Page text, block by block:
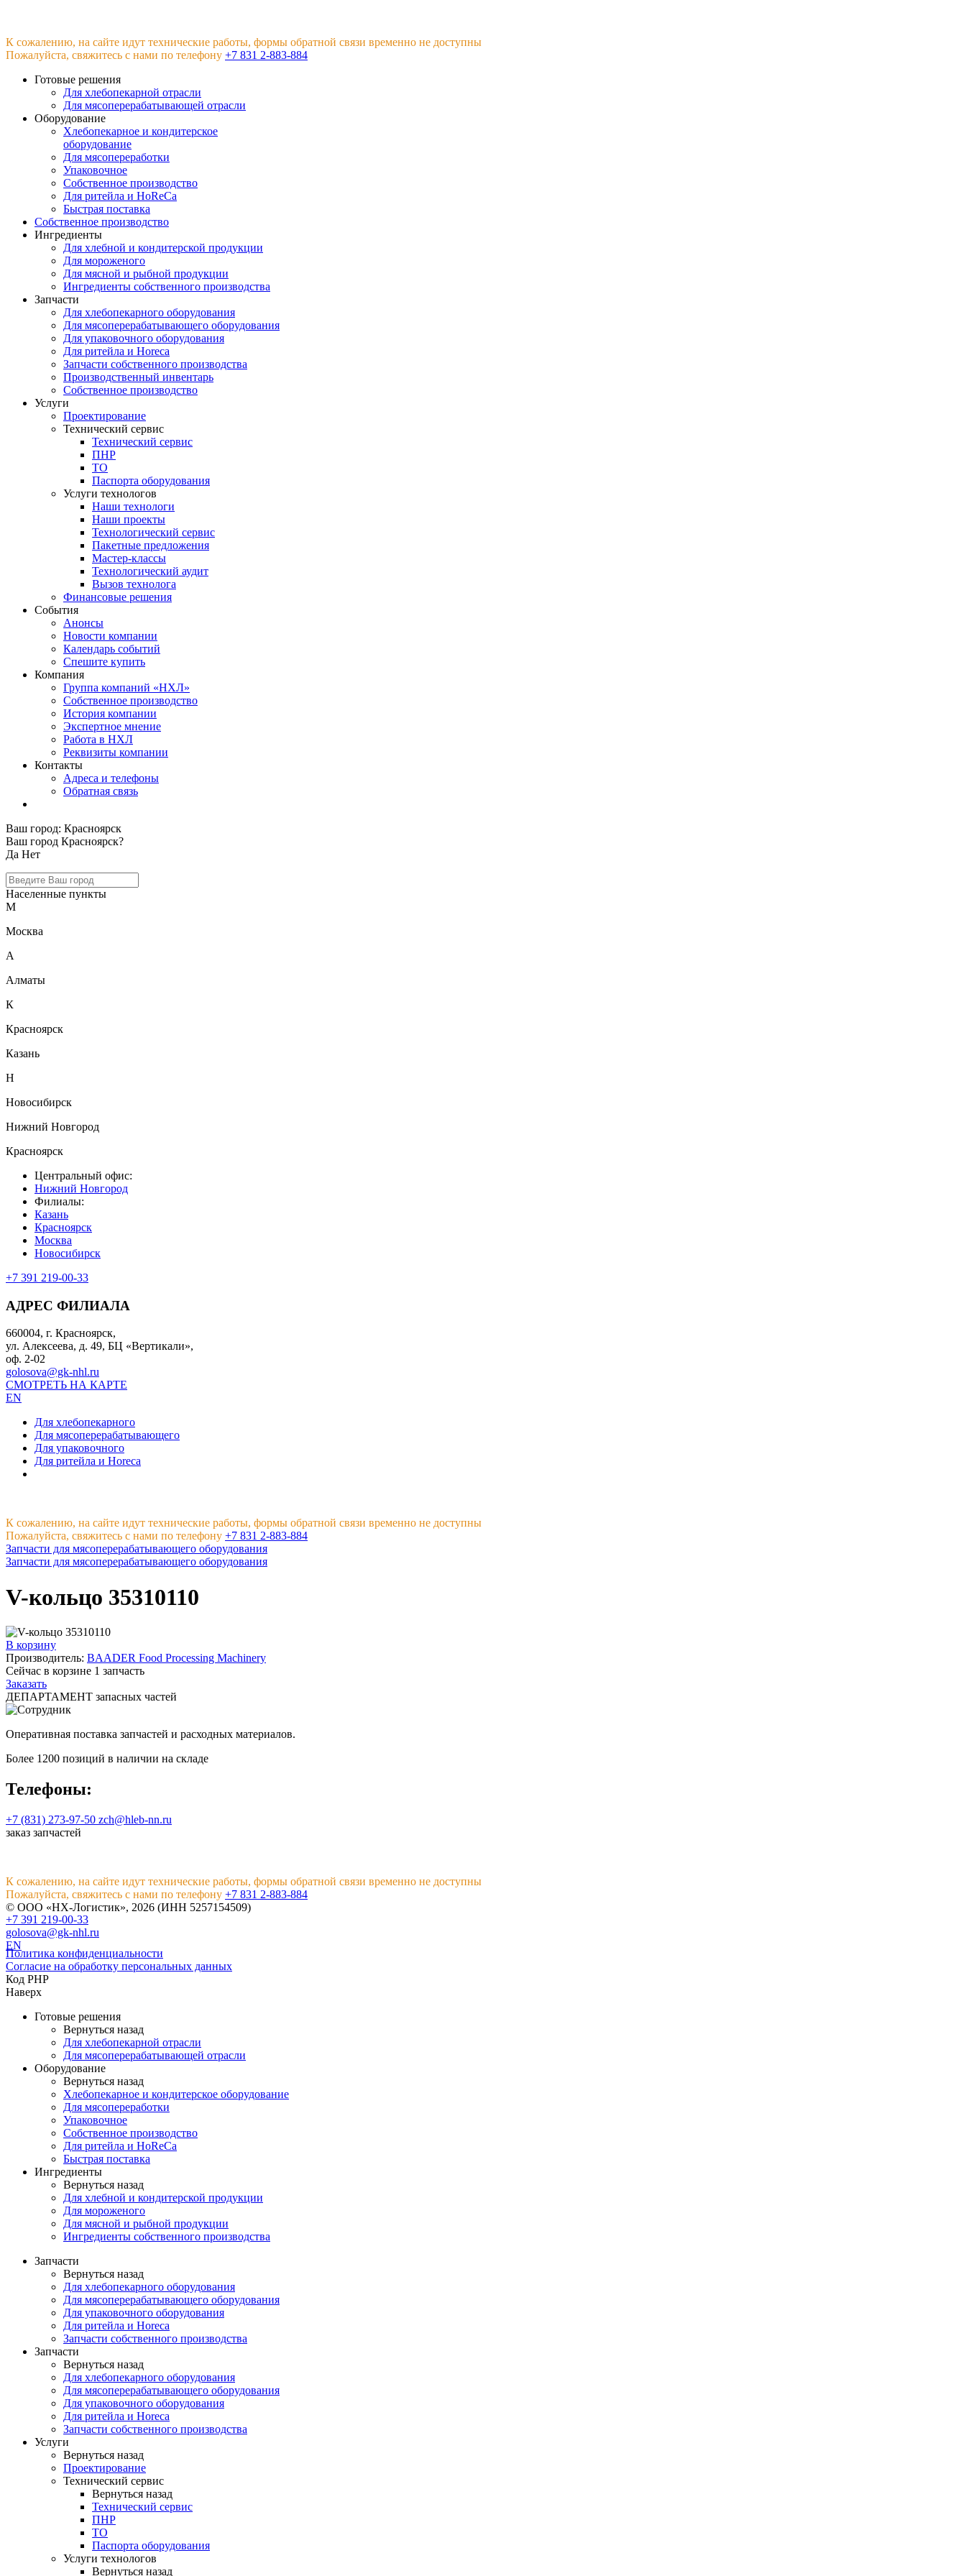
К сожалению, на сайте идут технические работы, формы обратной связи временно не доступны
Пожалуйста, свяжитесь с нами по телефону +7 831 2-883-884
Готовые решения
Для хлебопекарной отрасли
Для мясоперерабатывающей отрасли
Оборудование
Хлебопекарное и кондитерское
оборудование
Для мясопереработки
Упаковочное
Собственное производство
Для ритейла и HoReCa
Быстрая поставка
Собственное производство
Ингредиенты
Для хлебной и кондитерской продукции
Для мороженого
Для мясной и рыбной продукции
Ингредиенты собственного производства
Запчасти
Для хлебопекарного оборудования
Для мясоперерабатывающего оборудования
Для упаковочного оборудования
Для ритейла и Horeca
Запчасти собственного производства
Производственный инвентарь
Собственное производство
Услуги
Проектирование
Технический сервис
Технический сервис
ПНР
ТО
Паспорта оборудования
Услуги технологов
Наши технологи
Наши проекты
Технологический сервис
Пакетные предложения
Мастер-классы
Технологический аудит
Вызов технолога
Финансовые решения
События
Анонсы
Новости компании
Календарь событий
Спешите купить
Компания
Группа компаний «НХЛ»
Собственное производство
История компании
Экспертное мнение
Работа в НХЛ
Реквизиты компании
Контакты
Адреса и телефоны
Обратная связь
Ваш город: Красноярск
Ваш город Красноярск?
Да Нет
Населенные пункты
М
Москва
А
Алматы
К
Красноярск
Казань
Н
Новосибирск
Нижний Новгород
Красноярск
Центральный офис:
Нижний Новгород
Филиалы:
Казань
Красноярск
Москва
Новосибирск
+7 391 219-00-33
АДРЕС ФИЛИАЛА
660004, г. Красноярск,
ул. Алексеева, д. 49, БЦ «Вертикали»,
оф. 2-02
golosova@gk-nhl.ru
СМОТРЕТЬ НА КАРТЕ
EN
Для хлебопекарного
Для мясоперерабатывающего
Для упаковочного
Для ритейла и Horeca
К сожалению, на сайте идут технические работы, формы обратной связи временно не доступны
Пожалуйста, свяжитесь с нами по телефону +7 831 2-883-884
Запчасти для мясоперерабатывающего оборудования
Запчасти для мясоперерабатывающего оборудования
V-кольцо 35310110
В корзину
Производитель: BAADER Food Processing Machinery
Сейчас в корзине 1 запчасть
Заказать
ДЕПАРТАМЕНТ запасных частей
Оперативная поставка запчастей и расходных материалов.
Более 1200 позиций в наличии на складе
Телефоны:
+7 (831) 273-97-50 zch@hleb-nn.ru
заказ запчастей
К сожалению, на сайте идут технические работы, формы обратной связи временно не доступны
Пожалуйста, свяжитесь с нами по телефону +7 831 2-883-884
© ООО «НХ-Логистик», 2026 (ИНН 5257154509)
+7 391 219-00-33
golosova@gk-nhl.ru
EN
Политика конфиденциальности
Согласие на обработку персональных данных
Код PHP
Наверх
Готовые решения
Вернуться назад
Для хлебопекарной отрасли
Для мясоперерабатывающей отрасли
Оборудование
Вернуться назад
Хлебопекарное и кондитерское оборудование
Для мясопереработки
Упаковочное
Собственное производство
Для ритейла и HoReCa
Быстрая поставка
Ингредиенты
Вернуться назад
Для хлебной и кондитерской продукции
Для мороженого
Для мясной и рыбной продукции
Ингредиенты собственного производства
Запчасти
Вернуться назад
Для хлебопекарного оборудования
Для мясоперерабатывающего оборудования
Для упаковочного оборудования
Для ритейла и Horeca
Запчасти собственного производства
Запчасти
Вернуться назад
Для хлебопекарного оборудования
Для мясоперерабатывающего оборудования
Для упаковочного оборудования
Для ритейла и Horeca
Запчасти собственного производства
Услуги
Вернуться назад
Проектирование
Технический сервис
Вернуться назад
Технический сервис
ПНР
ТО
Паспорта оборудования
Услуги технологов
Вернуться назад